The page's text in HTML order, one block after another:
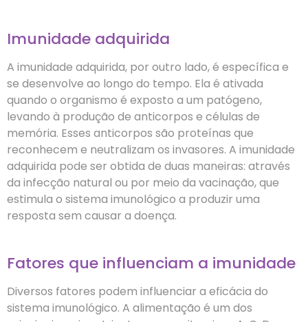
Imunidade adquirida
A imunidade adquirida, por outro lado, é específica e
se desenvolve ao longo do tempo. Ela é ativada
quando o organismo é exposto a um patógeno,
levando à produção de anticorpos e células de
memória. Esses anticorpos são proteínas que
reconhecem e neutralizam os invasores. A imunidade
adquirida pode ser obtida de duas maneiras: através
da infecção natural ou por meio da vacinação, que
estimula o sistema imunológico a produzir uma
resposta sem causar a doença.
Fatores que influenciam a imunidade
Diversos fatores podem influenciar a eficácia do
sistema imunológico. A alimentação é um dos